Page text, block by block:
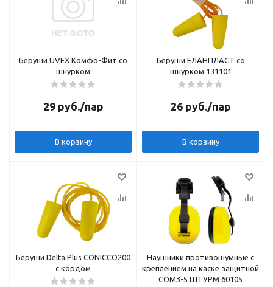
Беруши UVEX Комфо-Фит со
шнурком
29руб./пар
В корзину
Беруши ЕЛАНПЛАСТ со
шнурком 131101
26руб./пар
В корзину
Беруши Delta Plus CONICCO200
с кордом
Наушники противошумные с
креплением на каске защитной
СОМЗ-5 ШТУРМ 60105